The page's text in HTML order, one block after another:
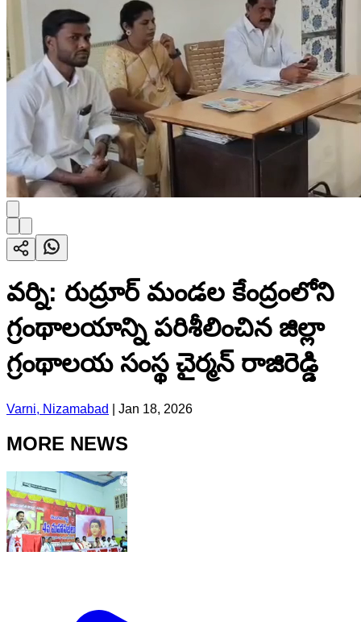
వర్ని: రుద్రూర్ మండల కేంద్రంలోని
గ్రంథాలయాన్ని పరిశీలించిన జిల్లా
గ్రంథాలయ సంస్థ చైర్మన్ రాజిరెడ్డి
Varni, Nizamabad Jan 18, 2026
MORE NEWS